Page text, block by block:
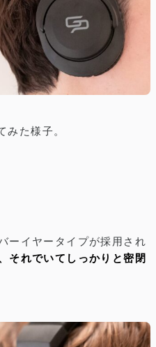
みた様子。
ーイヤータイプが採用され
それでいてしっかりと密閉